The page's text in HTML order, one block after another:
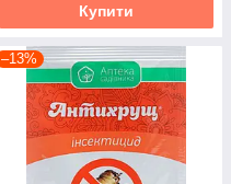
Купити
–13%